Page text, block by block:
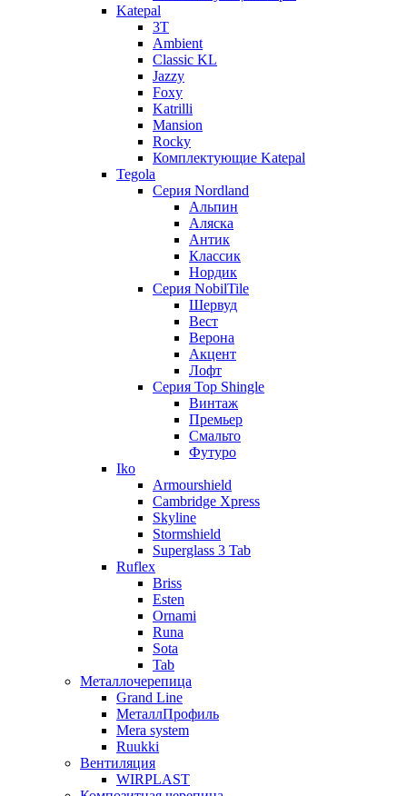
Katepal
3T
Ambient
Classic KL
Jazzy
Foxy
Katrilli
Mansion
Rocky
Комплектующие Katepal
Tegola
Серия Nordland
Альпин
Аляска
Антик
Классик
Нордик
Серия NobilTile
Шервуд
Вест
Верона
Акцент
Лофт
Серия Top Shingle
Винтаж
Премьер
Смальто
Футуро
Iko
Armourshield
Cambridge Xpress
Skyline
Stormshield
Superglass 3 Tab
Ruflex
Briss
Esten
Ornami
Runa
Sota
Tab
Металлочерепица
Grand Line
МеталлПрофиль
Mera system
Ruukki
Вентиляция
WIRPLAST